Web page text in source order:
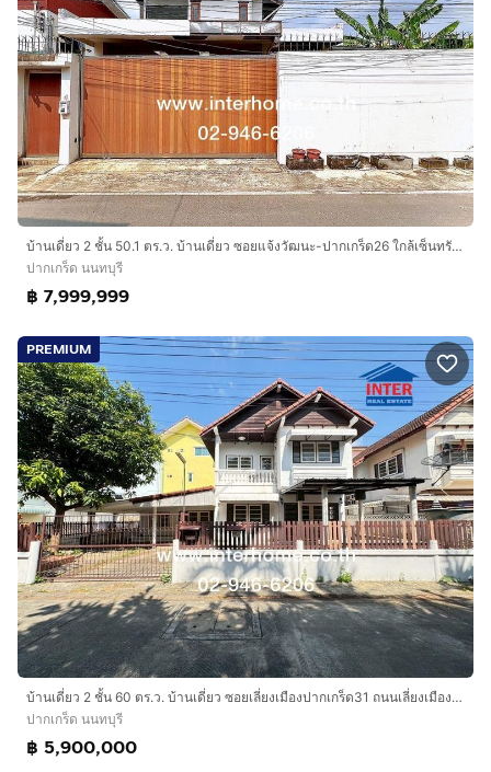
บ้านเดี่ยว 2 ชั้น 50.1 ตร.ว. บ้านเดี่ยว ซอยแจ้งวัฒนะ-ปากเกร็ด26 ใกล้เซ็นทรัล แจ้งวัฒนะ ซอยแจ้งวัฒนะ-ปากเกร็ด26 ถนนแจ้งวัฒนะ ปากเกร็ด นนทบุรี
ปากเกร็ด นนทบุรี
฿ 7,999,999
PREMIUM
บ้านเดี่ยว 2 ชั้น 60 ตร.ว. บ้านเดี่ยว ซอยเลี่ยงเมืองปากเกร็ด31 ถนนเลี่ยงเมืองปากเกร็ด ถนนแจ้งวัฒนะ ปากเกร็ด นนทบุรี
ปากเกร็ด นนทบุรี
฿ 5,900,000